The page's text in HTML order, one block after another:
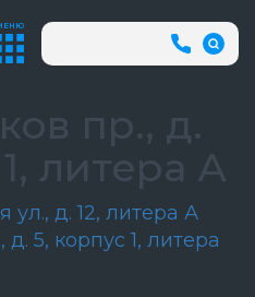
+7
(812)
пр., д.
литера А
д. 12, литера А
д. 5, корпус 1, литера